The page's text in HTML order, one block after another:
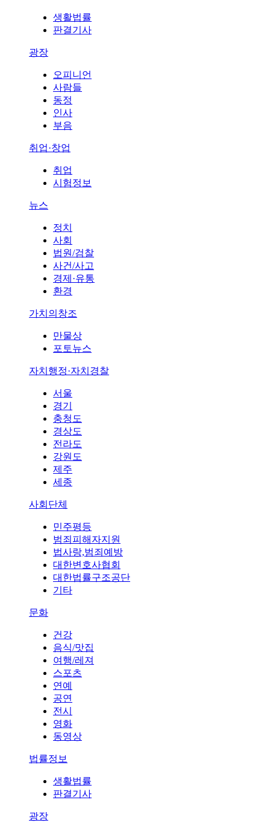
생활법률
판결기사
광장
오피니언
사람들
동정
인사
부음
취업·창업
취업
시험정보
뉴스
정치
사회
법원/검찰
사건/사고
경제·유통
환경
가치의창조
만물상
포토뉴스
자치행정·자치경찰
서울
경기
충청도
경상도
전라도
강원도
제주
세종
사회단체
민주평등
범죄피해자지원
법사랑,범죄예방
대한변호사협회
대한법률구조공단
기타
문화
건강
음식/맛집
여행/레져
스포츠
연예
공연
전시
영화
동영상
법률정보
생활법률
판결기사
광장